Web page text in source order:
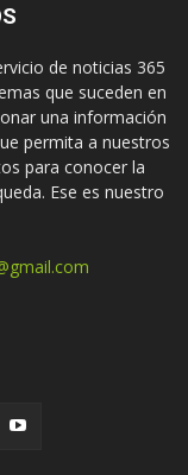
de noticias 365
que suceden en
una información
permita a nuestros
para conocer la
Ese es nuestro